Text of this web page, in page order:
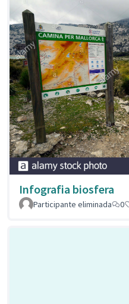
Infografia biosfera
Participante eliminada
0